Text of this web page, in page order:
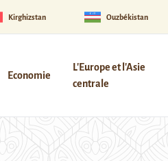
Kirghizstan Ouzbékistan
Economie
L'Europe et l'Asie
centrale